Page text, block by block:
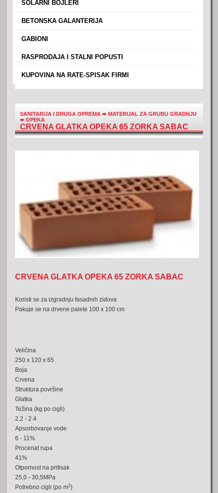
SOLARNI BOJLERI
BETONSKA GALANTERIJA
GABIONI
RASPRODAJA I STALNI POPUSTI
KUPOVINA NA RATE-SPISAK FIRMI
SANITARIJA I DRUGA OPREMA ➨MATERIJAL ZA GRUBU GRADNJU
➨OPEKA
CRVENA GLATKA OPEKA 65 ZORKA SABAC
CRVENA GLATKA OPEKA 65 ZORKA SABAC
Koristi se za izgradnju fasadnih zidova
Pakuje se na drvene palete 100 x 100 cm
Veličina
250 x 120 x 65
Boja
Crvena
Struktura površine
Glatka
Težina (kg po cigli)
2.2 - 2.4
Apsorbovanje vode
6 - 11%
Procenat rupa
41%
Otpornost na pritisak
25,0 - 30,5MPa
Potrebno cigli (po m2)